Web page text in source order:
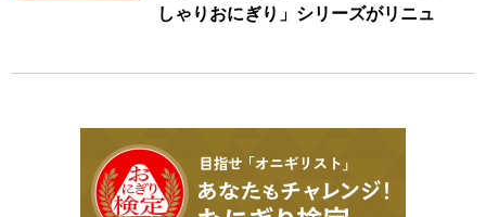
しゃりおにぎり」シリーズがリニュ